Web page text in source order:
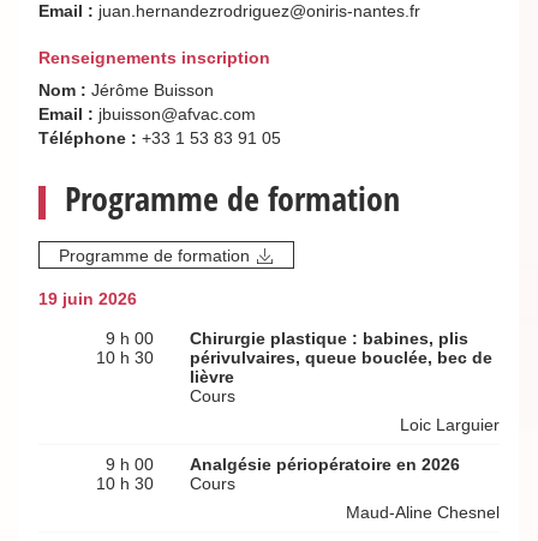
Email : juan.hernandezrodriguez@oniris-nantes.fr
Renseignements inscription
Nom : Jérôme Buisson
Email : jbuisson@afvac.com
Téléphone : +33 1 53 83 91 05
Programme de formation
Programme de formation
19 juin 2026
9 h 00
10 h 30
Chirurgie plastique : babines, plis
périvulvaires, queue bouclée, bec de
lièvre
Cours
Loic Larguier
9 h 00
10 h 30
Analgésie périopératoire en 2026
Cours
Maud-Aline Chesnel